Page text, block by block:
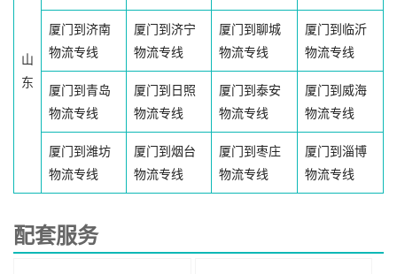
山
东
厦门到济南
物流专线
厦门到济宁
物流专线
厦门到聊城
物流专线
厦门到临沂
物流专线
厦门到青岛
物流专线
厦门到日照
物流专线
厦门到泰安
物流专线
厦门到威海
物流专线
厦门到潍坊
物流专线
厦门到烟台
物流专线
厦门到枣庄
物流专线
厦门到淄博
物流专线
配套服务